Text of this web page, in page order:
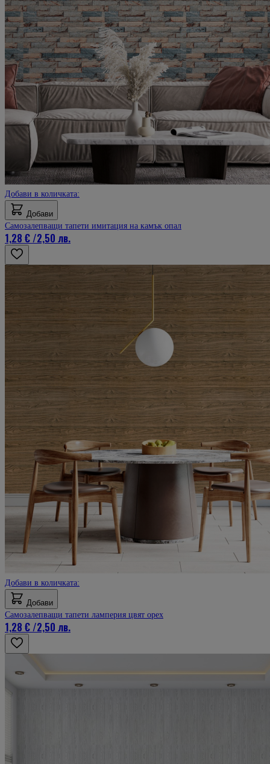
Добави в количката:
Добави
Самозалепващи тапети имитация на камък опал
1,28 €/2,50 лв.
Добави в количката:
Добави
Самозалепващи тапети ламперия цвят орех
1,28 €/2,50 лв.